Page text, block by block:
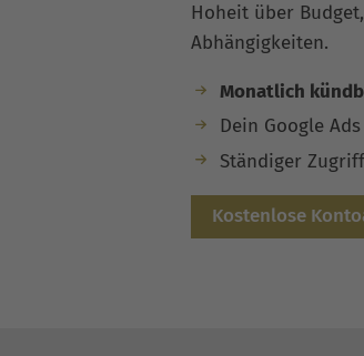
Hoheit über
Abhängigkeiten.
Monatlich
Dein Google
Ständiger
Kostenlose